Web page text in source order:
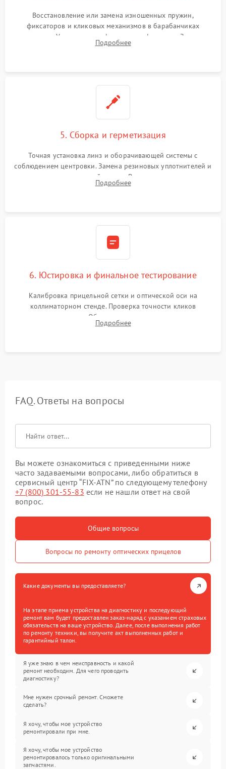
Восстановление или замена изношенных пружин,
фиксаторов и кликовых механизмов в барабанчиках
поправок. Устранение люфтов в трансфокаторе. Замена
поврежденных линз, разбитой сетки или восстановление
Подробнее
5. Сборка и герметизация
Точная установка линз и оборачивающей системы с
соблюдением центровки. Замена резиновых уплотнителей и
нанесение влагозащитной смазки. Вакуумирование корпуса
и заполнение его осушенным азотом или аргоном для
Подробнее
6. Юстировка и финальное тестирование
Калибровка прицельной сетки и оптической оси на
коллиматорном стенде. Проверка точности кликов
механизма поправок. Обязательное испытание прицела на
ударном стенде для проверки устойчивости к отдаче и
Подробнее
FAQ. Ответы на вопросы
Вы можете ознакомиться с приведенными ниже
часто задаваемыми вопросами, либо обратиться в
сервисный центр “FIX-ATN” по следующему телефону
+7 (800) 301-55-83 если не нашли ответ на свой
вопрос.
Общие вопросы
Вопросы по ремонту оптических прицелов
Какие документы вы предоставляете?
На этапе приема устройства на диагностику и последующий
ремонт вам будет предоставлен заказ-наряд с указанием страховых
обязательств на ваше устройство. Далее, после выполнения работ
по ремонту техники, вы получите акт выполненных работ и
гарантийный талон.
Я уже знаю в чем неисправность и какой
ремонт необходим. Для чего проводить
диагностику?
Мне нужен срочный ремонт. Сможете
сделать?
Я хочу, чтобы мое устройство
ремонтировали при мне.
Я хочу, чтобы мое устройство
ремонтировалось только оригинальными
запчастями.